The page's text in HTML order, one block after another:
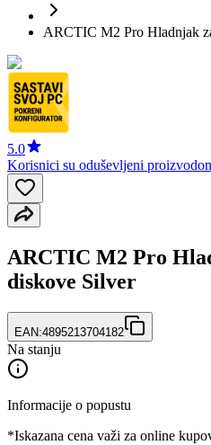
ARCTIC M2 Pro Hladnjak
5.0
Korisnici su oduševljeni
ARCTIC M2 Pro
diskove Silver
EAN:4895213704182
Na stanju
Informacije o popustu
*Iskazana cena važi za online